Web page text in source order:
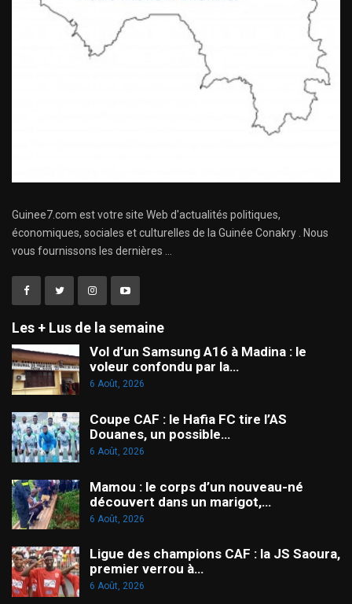
Guinee7.com est votre site Web d'actualités politiques,
économiques, sociales et culturelles de la Guinée Conakry . Nous
vous fournissons les dernières ...
Les + Lus de la semaine
Vol d’un Samsung A16 à Madina : le
voleur confondu par la…
6 Août, 2026
Coupe CAF : le Hafia FC tire l’AS
Douanes, un possible…
6 Août, 2026
Mamou : le corps d’un nouveau-né
découvert dans un marigot,…
6 Août, 2026
Ligue des champions CAF : la JS Saoura,
premier verrou à…
6 Août, 2026